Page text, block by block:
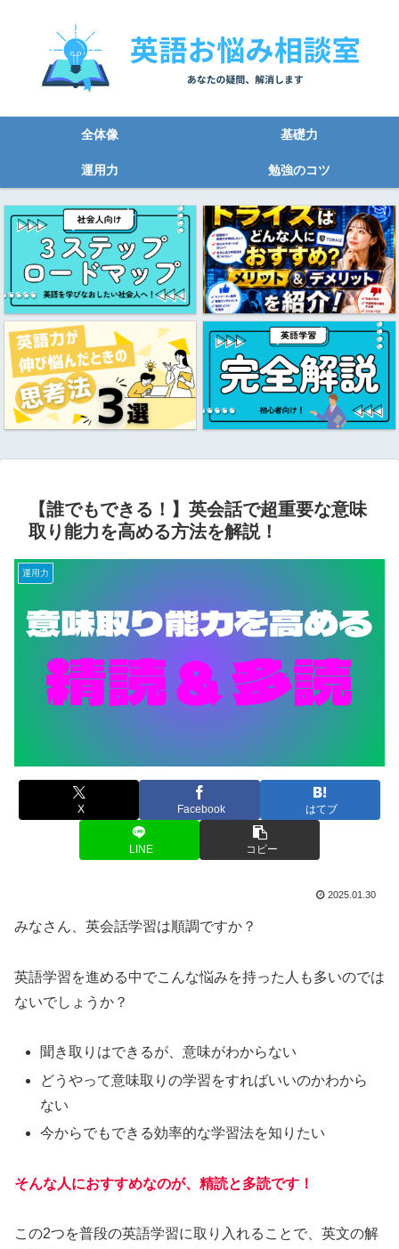
全体像 基礎力
運用力 勉強のコツ
【誰でもできる！】英会話で超重要な意味
取り能力を高める方法を解説！
運用力
X Facebook はてブ
LINE コピー
2025.01.30
みなさん、英会話学習は順調ですか？
英語学習を進める中でこんな悩みを持った人も多いのでは
ないでしょうか？
聞き取りはできるが、意味がわからない
どうやって意味取りの学習をすればいいのかわから
ない
今からでもできる効率的な学習法を知りたい
そんな人におすすめなのが、精読と多読です！
この2つを普段の英語学習に取り入れることで、英文の解